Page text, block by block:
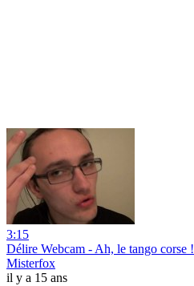
3:15
Délire Webcam - Ah, le tango corse !
Misterfox
il y a 15 ans